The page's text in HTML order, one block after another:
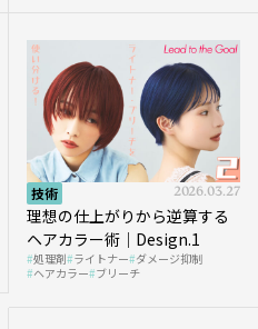
技術 2026.03.27
理想の仕上がりから逆算する
ヘアカラー術｜Design.1
処理剤 ライトナー ダメージ抑制
ヘアカラー ブリーチ